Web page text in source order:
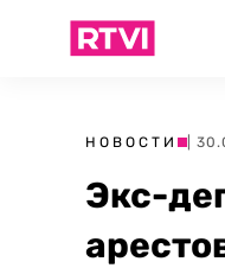
НОВОСТИ |
Экс-